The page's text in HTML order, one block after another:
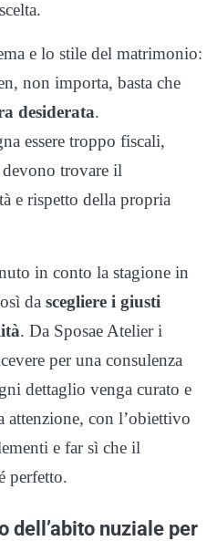
e lo stile del matrimonio:
non importa, basta che
desiderata.
essere troppo fiscali,
trovare il
e rispetto della propria
in conto la stagione in
da scegliere i giusti
. Da Sposae Atelier i
per una consulenza
dettaglio venga curato e
attenzione, con l’obiettivo
e far sì che il
perfetto.
dell’abito nuziale per